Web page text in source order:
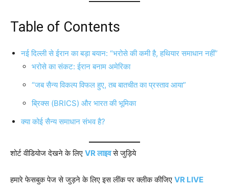
Table of Contents
नई दिल्ली से ईरान का बड़ा बयान: “भरोसे की कमी है, हथियार समाधान नहीं”
भरोसे का संकट: ईरान बनाम अमेरिका
“जब सैन्य विकल्प विफल हुए, तब बातचीत का प्रस्ताव आया”
ब्रिक्स (BRICS) और भारत की भूमिका
क्या कोई सैन्य समाधान संभव है?
शोर्ट वीडियोज देखने के लिए VR लाइवसे जुड़िये
हमारे फेसबुक पेज से जुड़ने के लिए इस लींक पर क्लीक कीजिए VR LIVE